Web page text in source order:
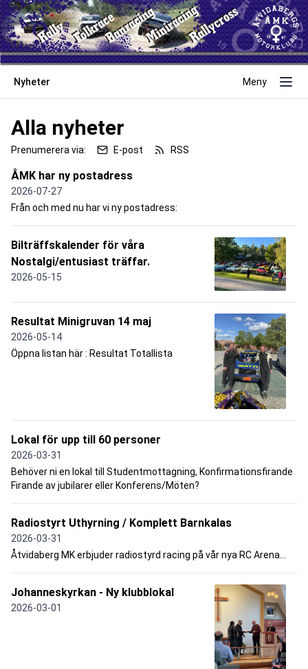
Nyheter Meny
Alla nyheter
Prenumerera via: E-post RSS
ÅMK har ny postadress
2026-07-27
Från och med nu har vi ny postadress:
Bilträffskalender för våra
Nostalgi/entusiast träffar.
2026-05-15
Resultat Minigruvan 14 maj
2026-05-14
Öppna listan här : Resultat Totallista
Lokal för upp till 60 personer
2026-03-31
Behöver ni en lokal till Studentmottagning, Konfirmationsfirande
Firande av jubilarer eller Konferens/Möten?
Radiostyrt Uthyrning / Komplett Barnkalas
2026-03-31
Åtvidaberg MK erbjuder radiostyrd racing på vår nya RC Arena...
Johanneskyrkan - Ny klubblokal
2026-03-01